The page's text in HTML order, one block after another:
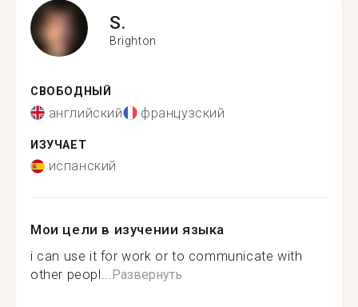
S.
Brighton
СВОБОДНЫЙ
английский французский
ИЗУЧАЕТ
испанский
Мои цели в изучении языка
i can use it for work or to communicate with
other peopl...Развернуть